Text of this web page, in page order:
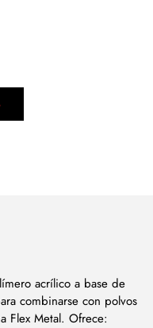
acrílico a base de
combinarse con polvos
Flex Metal. Ofrece: